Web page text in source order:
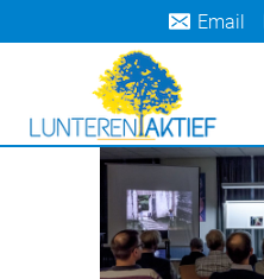
naar
Email